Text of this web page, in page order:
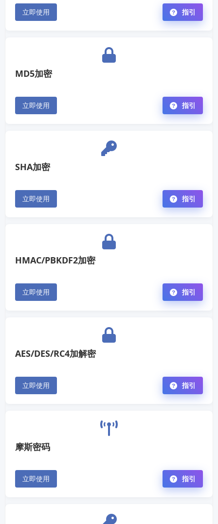
立即使用 指引
MD5加密
立即使用 指引
SHA加密
立即使用 指引
HMAC/PBKDF2加密
立即使用 指引
AES/DES/RC4加解密
立即使用 指引
摩斯密码
立即使用 指引